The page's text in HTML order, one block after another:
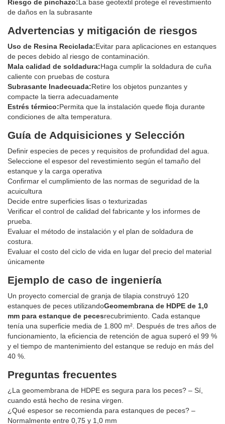
Riesgo de pinchazo: La base geotextil protege el revestimiento
de daños en la subrasante
Advertencias y mitigación de riesgos
Uso de Resina Reciclada:Evitar para aplicaciones en estanques
de peces debido al riesgo de contaminación.
Mala calidad de soldadura:Haga cumplir la soldadura de cuña
caliente con pruebas de costura
Subrasante Inadecuada:Retire los objetos punzantes y
compacte la tierra adecuadamente
Estrés térmico:Permita que la instalación quede floja durante
condiciones de alta temperatura.
Guía de Adquisiciones y Selección
Definir especies de peces y requisitos de profundidad del agua.
Seleccione el espesor del revestimiento según el tamaño del
estanque y la carga operativa
Confirmar el cumplimiento de las normas de seguridad de la
acuicultura
Decide entre superficies lisas o texturizadas
Verificar el control de calidad del fabricante y los informes de
prueba.
Evaluar el método de instalación y el plan de soldadura de
costura.
Evaluar el costo del ciclo de vida en lugar del precio del material
únicamente
Ejemplo de caso de ingeniería
Un proyecto comercial de granja de tilapia construyó 120
estanques de peces utilizandoGeomembrana de HDPE de 1,0
mm para estanque de pecesrecubrimiento. Cada estanque
tenía una superficie media de 1.800 m². Después de tres años de
funcionamiento, la eficiencia de retención de agua superó el 99 %
y el tiempo de mantenimiento del estanque se redujo en más del
40 %.
Preguntas frecuentes
¿La geomembrana de HDPE es segura para los peces? – Sí,
cuando está hecho de resina virgen.
¿Qué espesor se recomienda para estanques de peces? –
Normalmente entre 0,75 y 1,0 mm